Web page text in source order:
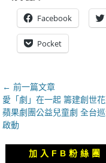
Facebook
Pocket
文
章
導
覽
← 前一篇文章
上
一
篇
愛「劇」在一起 籌建創世
蘋果劇團公益兒童劇 全台
啟動
加入FB粉絲團